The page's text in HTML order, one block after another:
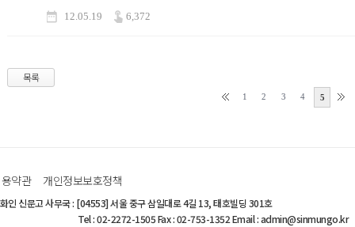
12.05.19 6,372
목록
1 2 3 4 5
약관 개인정보보호정책
인 신문고 사무국: [04553] 서울 중구 삼일대로 4길 13, 태호빌딩 301호
Tel : 02-2272-1505 Fax : 02-753-1352 Email : admin@sinmungo.kr